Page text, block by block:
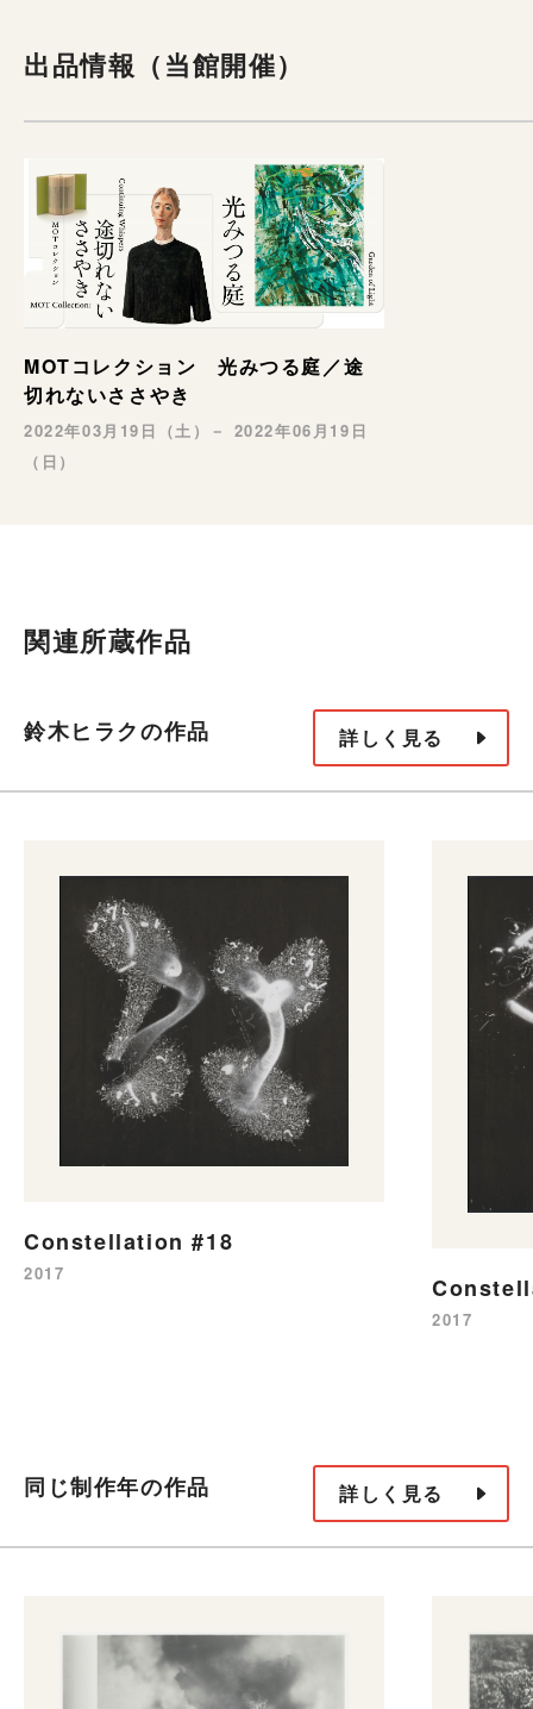
出品情報（当館開催）
MOTコレクション 光みつる庭／途
切れないささやき
2022年03月19日（土）－ 2022年06月19日
（日）
関連所蔵作品
鈴木ヒラクの作品 詳しく見る
Constellation #18
2017
2017
同じ制作年の作品 詳しく見る